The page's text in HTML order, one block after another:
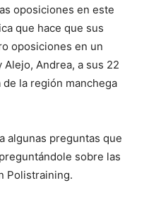
oposiciones en este
que hace que sus
oposiciones en un
Andrea, a sus 22
la región manchega
algunas preguntas que
sobre las
Polistraining.